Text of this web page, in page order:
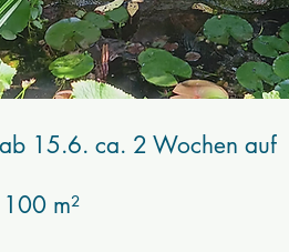
ab 15.6. ca. 2 Wochen auf
m²